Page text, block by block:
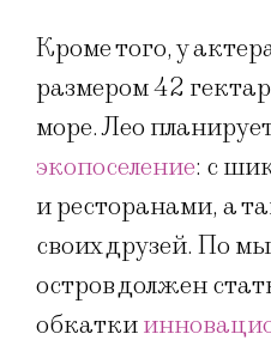
Кроме того, у
размером 42
море. Лео
экопоселение: с
и ресторанами, а
своих друзей. По
остров должен
обкатки